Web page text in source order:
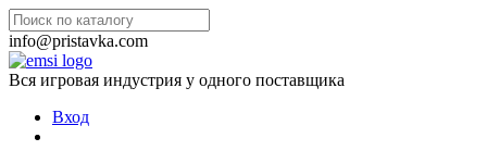
info@pristavka.com
Вся игровая индустрия у одного поставщика
Вход